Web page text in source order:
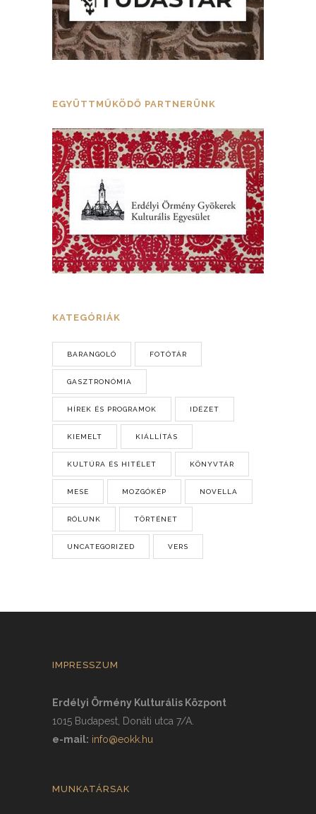
EGYÜTTMŰKÖDŐ PARTNERÜNK
KATEGÓRIÁK
BARANGOLÓ FOTÓTÁR
GASZTRONÓMIA
HÍREK ÉS PROGRAMOK IDÉZET
KIEMELT KIÁLLÍTÁS
KULTÚRA ÉS HITÉLET KÖNYVTÁR
MESE MOZGÓKÉP NOVELLA
RÓLUNK TÖRTÉNET
UNCATEGORIZED VERS
IMPRESSZUM
Erdélyi Örmény Kulturális Központ
1015 Budapest, Donáti utca 7/A.
e-mail: info@eokk.hu
MUNKATÁRSAK